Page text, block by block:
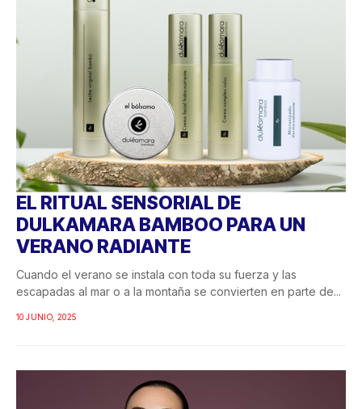
EL RITUAL SENSORIAL DE
DULKAMARA BAMBOO PARA UN
VERANO RADIANTE
Cuando el verano se instala con toda su fuerza y las
escapadas al mar o a la montaña se convierten en parte de...
10 JUNIO, 2025